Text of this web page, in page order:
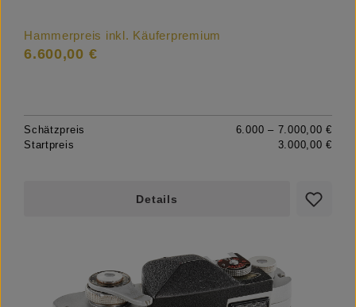
Hammerpreis inkl. Käuferpremium
6.600,00 €
Schätzpreis
6.000 – 7.000,00 €
Startpreis
3.000,00 €
Details